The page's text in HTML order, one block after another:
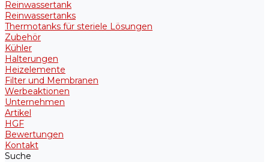
Reinwassertank
Reinwassertanks
Thermotanks für steriele Lösungen
Zubehör
Kühler
Halterungen
Heizelemente
Filter und Membranen
Werbeaktionen
Unternehmen
Artikel
HGF
Bewertungen
Kontakt
Suche